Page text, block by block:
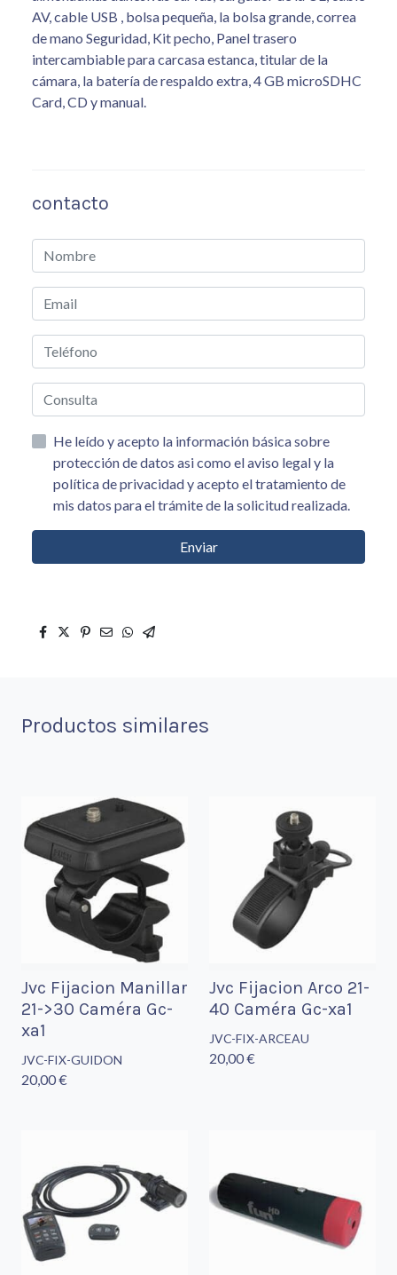
AV, cable USB , bolsapequeña, la bolsagrande,correa
de mano Seguridad, Kitpecho, Paneltrasero
intercambiableparacarcasa estanca, titular de la
cámara, la batería de respaldo extra,4GB microSDHC
Card, CD y manual.
contacto
He leído y acepto la información básica sobre
protección de datos asi como el aviso legal y la
política de privacidad y acepto el tratamiento de
mis datos para el trámite de la solicitud realizada.
Enviar
Productos similares
Jvc Fijacion Manillar
21->30 Caméra Gc-
xa1
JVC-FIX-GUIDON
20,00 €
Jvc Fijacion Arco 21-
40 Caméra Gc-xa1
JVC-FIX-ARCEAU
20,00 €